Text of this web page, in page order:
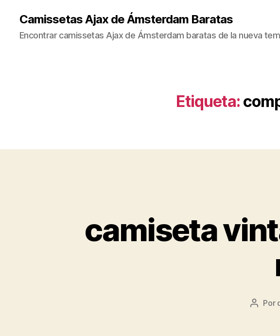
Camissetas Ajax de Ámsterdam Baratas
Encontrar camissetas Ajax de Ámsterdam baratas de la nueva
Etiqueta:
camiseta
Autor
Por